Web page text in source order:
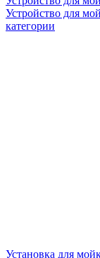
Устройство для
категории
Установка для